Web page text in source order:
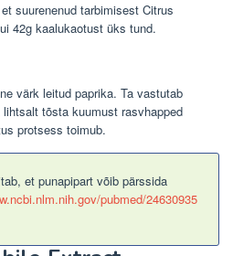
suurenenud tarbimisest Citrus
42g kaalukaotust üks tund.
värk leitud paprika. Ta vastutab
tõsta kuumust rasvhapped
protsess toimub.
et punapipart võib pärssida
pubmed/24630935